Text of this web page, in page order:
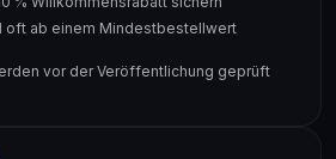
oft ab einem Mindestbestellwert
vor der Veröffentlichung geprüft